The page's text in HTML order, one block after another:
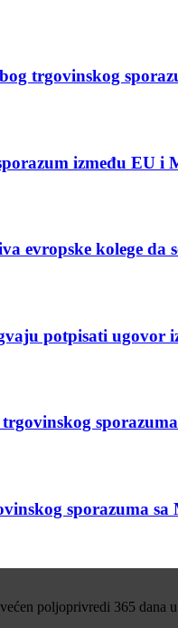
trgovinskog
između EU i
evropske kolege da
potpisati ugovor
sporazuma sa
poljoprivredi 365 dana